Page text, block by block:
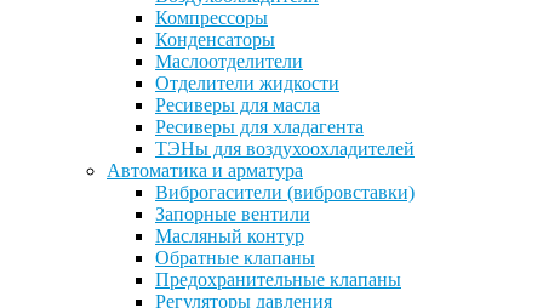
Компрессоры
Конденсаторы
Маслоотделители
Отделители жидкости
Ресиверы для масла
Ресиверы для хладагента
ТЭНы для воздухоохладителей
Автоматика и арматура
Виброгасители (вибровставки)
Запорные вентили
Масляный контур
Обратные клапаны
Предохранительные клапаны
Регуляторы давления